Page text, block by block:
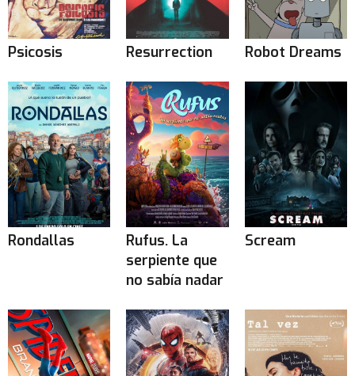
Psicosis Resurrection Robot Dreams
Rondallas
Rufus. La
serpiente que
no sabía nadar
Scream